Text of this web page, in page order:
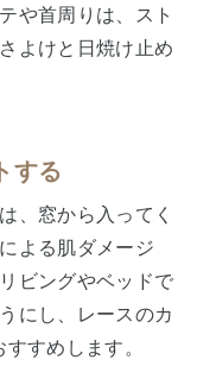
や首周りは、スト
よけと日焼け止め
する
、窓から入ってく
よる肌ダメージ
ビングやベッドで
にし、レースのカ
すめします。